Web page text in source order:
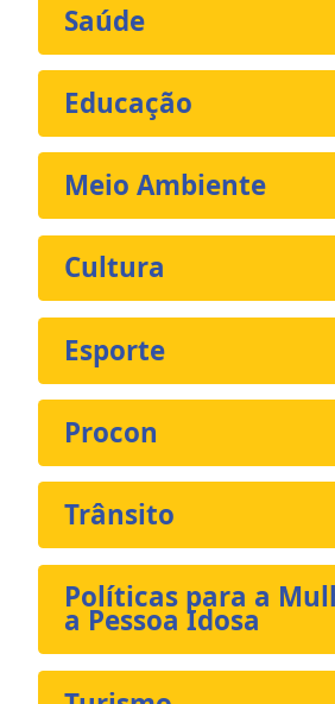
Saúde
Educação
Meio Ambiente
Cultura
Esporte
Procon
Trânsito
Políticas para a
a Pessoa Idosa